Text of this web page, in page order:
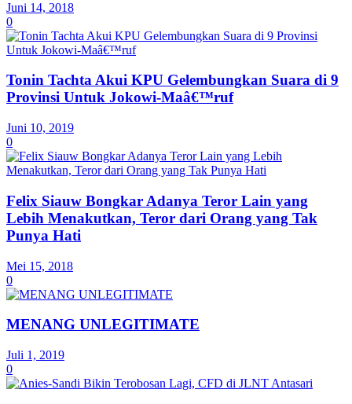
Juni 14, 2018
0
Tonin Tachta Akui KPU Gelembungkan Suara di 9
Provinsi Untuk Jokowi-Maâ€™ruf
Juni 10, 2019
0
Felix Siauw Bongkar Adanya Teror Lain yang
Lebih Menakutkan, Teror dari Orang yang Tak
Punya Hati
Mei 15, 2018
0
MENANG UNLEGITIMATE
Juli 1, 2019
0